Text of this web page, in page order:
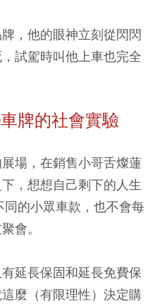
，他的眼神立刻從閃閃
試駕時叫他上車也完全
牌的社會實驗
場，在銷售小哥舌燦蓮
，想想自己剩下的人生
的小眾車款，也不會每
會。
延長保固和延長免費保
麼（有限理性）決定購